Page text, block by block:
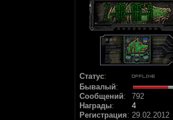
Статус:
Бывалый:
Сообщений:
792
Награды:
4
Регистрация: 29.02.2012